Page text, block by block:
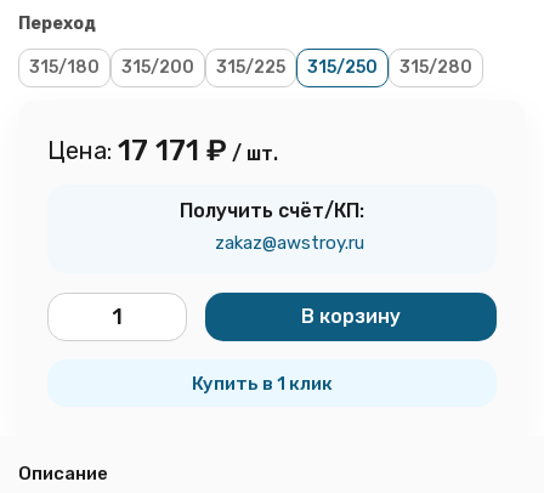
Переход
315/180 315/200 315/225 315/250 315/280
Цена: 17 171 ₽ / шт.
Получить счёт/КП:
zakaz@awstroy.ru
В корзину
Купить в 1 клик
Описание